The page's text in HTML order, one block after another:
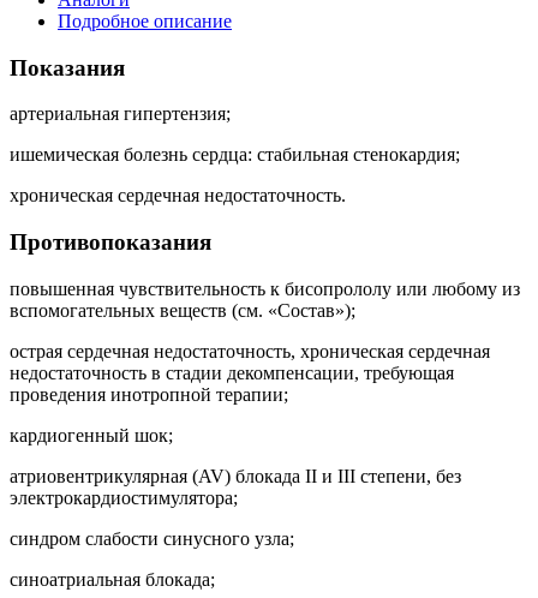
Подробное описание
Показания
артериальная гипертензия;
ишемическая болезнь сердца: стабильная стенокардия;
хроническая сердечная недостаточность.
Противопоказания
повышенная чувствительность к бисопрололу или любому из
вспомогательных веществ (см. «Состав»);
острая сердечная недостаточность, хроническая сердечная
недостаточность в стадии декомпенсации, требующая
проведения инотропной терапии;
кардиогенный шок;
атриовентрикулярная (AV) блокада II и III степени, без
электрокардиостимулятора;
синдром слабости синусного узла;
синоатриальная блокада;